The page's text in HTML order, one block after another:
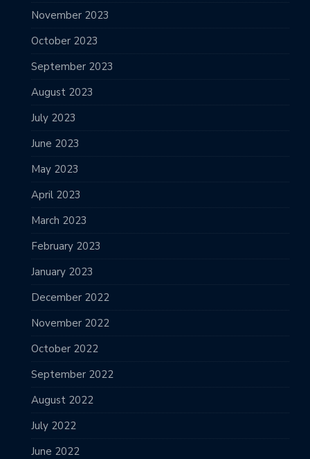
November 2023
October 2023
September 2023
August 2023
July 2023
June 2023
May 2023
April 2023
March 2023
February 2023
January 2023
December 2022
November 2022
October 2022
September 2022
August 2022
July 2022
June 2022